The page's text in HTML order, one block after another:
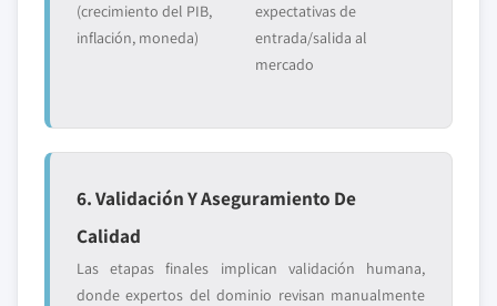
(crecimiento del PIB,
inflación, moneda)
expectativas de
entrada/salida al
mercado
6. Validación Y Aseguramiento De
Calidad
Las etapas finales implican validación humana,
donde expertos del dominio revisan manualmente